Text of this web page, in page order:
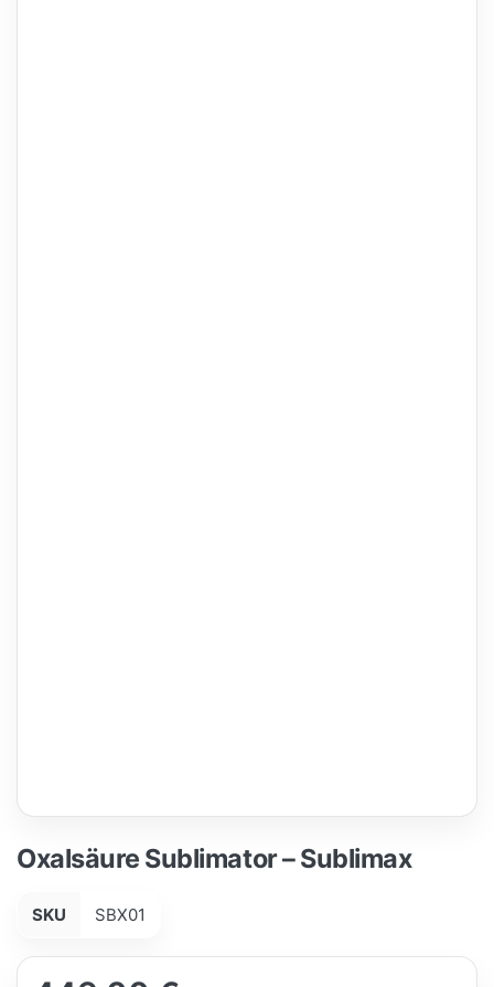
Oxalsäure Sublimator – Sublimax
SKU SBX01